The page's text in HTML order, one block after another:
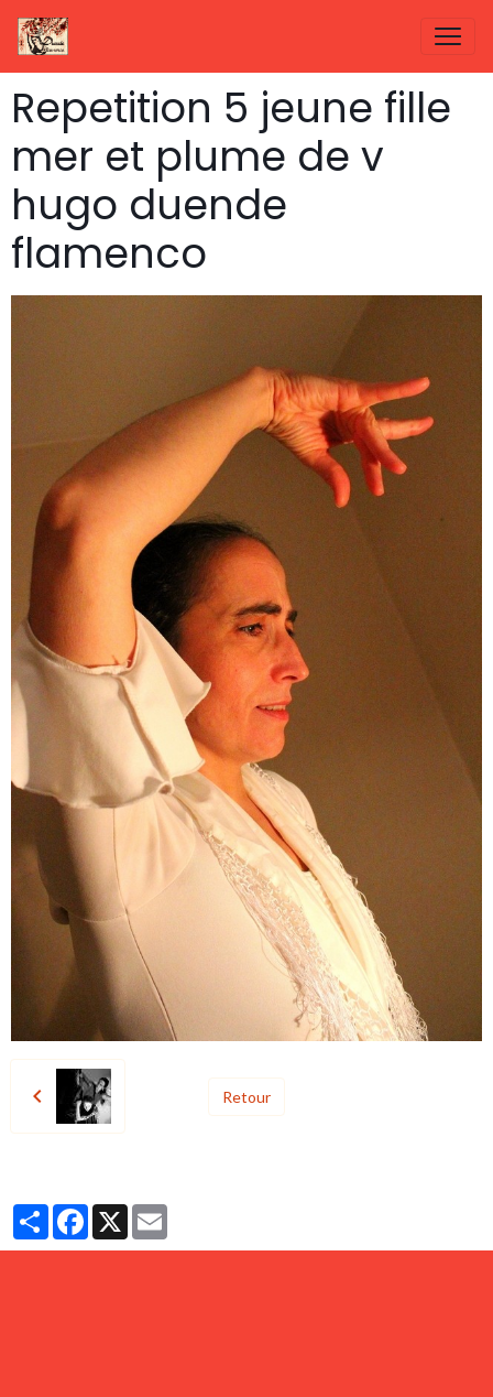
Repetition 5 jeune fille
mer et plume de v
hugo duende
flamenco
Retour
PartagerFacebook
X